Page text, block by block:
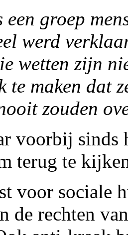
een groep
werd
wetten zijn
te maken dat
zouden
voorbij sinds
terug te
voor sociale
de rechten